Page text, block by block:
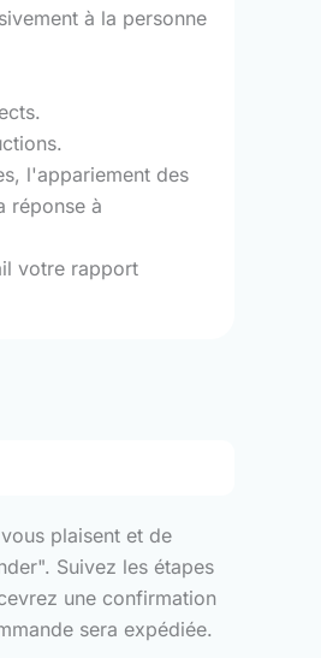
à la personne
l'appariement des
réponse à
votre rapport
plaisent et de
Suivez les étapes
une confirmation
sera expédiée.